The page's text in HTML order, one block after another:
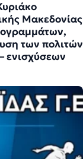
Μακεδονίας
των πολιτών
ενισχύσεων